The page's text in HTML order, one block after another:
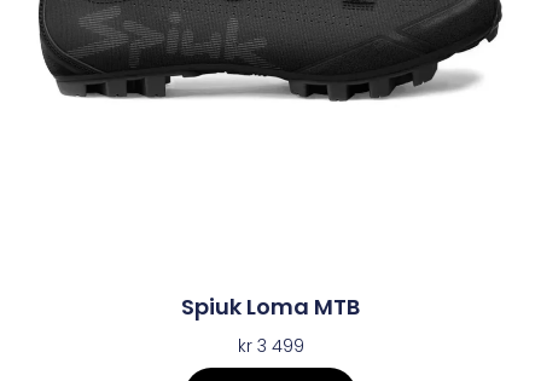
Spiuk Loma MTB
kr3 499